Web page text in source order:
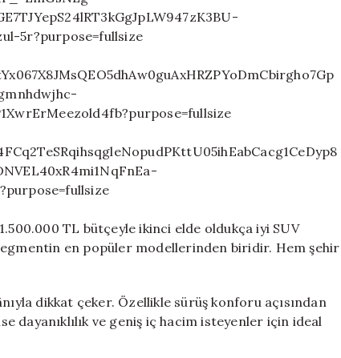
TL bütçeyle ikinci elde oldukça iyi SUV
en popüler modellerinden biridir. Hem şehir
dikkat çeker. Özellikle sürüş konforu açısından
dayanıklılık ve geniş iç hacim isteyenler için ideal